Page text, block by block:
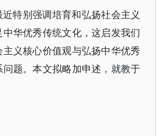
特别强调培育和弘扬社会主义
华优秀传统文化，这启发我们
义核心价值观与弘扬中华优秀
题。本文拟略加申述，就教于